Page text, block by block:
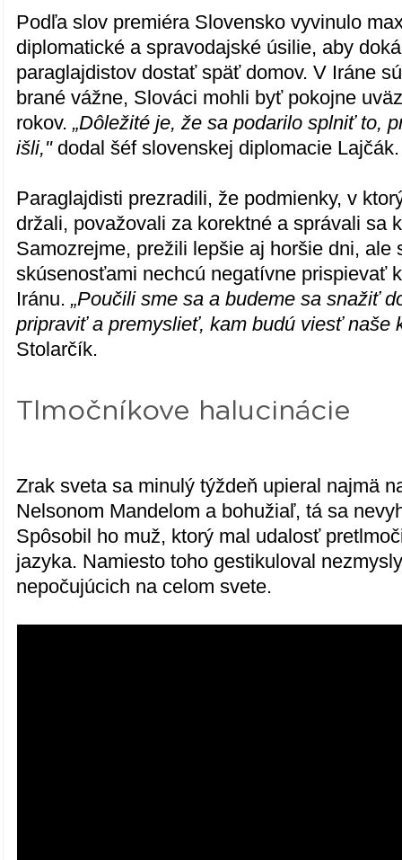
Podľa slov premiéra Slovensko vyvinulo
diplomatické a spravodajské úsilie, aby
paraglajdistov dostať späť domov. V Iráne
brané vážne, Slováci mohli byť pokojne
rokov.„Dôležité je, že sa podarilo splniť to,
išli,"dodal šéf slovenskej diplomacie Lajčák.
Paraglajdisti prezradili, že podmienky, v
držali, považovali za korektné a správali sa
Samozrejme, prežili lepšie aj horšie dni, ale
skúsenosťami nechcú negatívne prispievať
Iránu. „Poučili sme sa a budeme sa snažiť
pripraviť a premyslieť, kam budú viesť naše
Stolarčík.
Tlmočníkove halucinácie
Zrak sveta sa minulý týždeň upieral najmä
Nelsonom Mandelom a bohužiaľ, tá sa
Spôsobil ho muž, ktorý mal udalosť
jazyka. Namiesto toho gestikuloval
nepočujúcich na celom svete.